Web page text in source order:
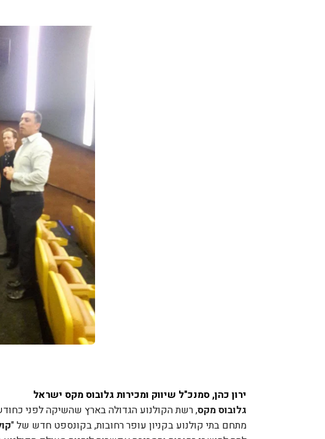
ירון כהן, סמנכ"ל שיווק ומכירות גלובוס מקס ישראל
גלובוס מקס
מתחם בתי קולנוע בקניון עופר רחובות, בקונספט חדש של "